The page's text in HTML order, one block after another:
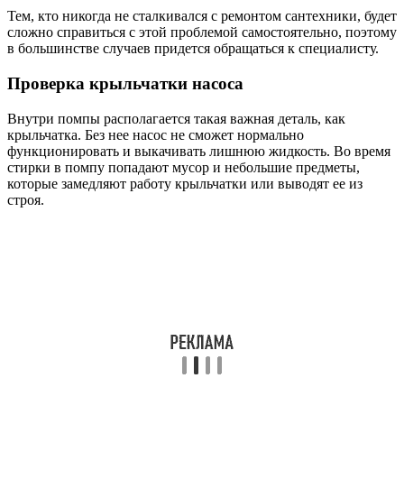
Тем, кто никогда не сталкивался с ремонтом сантехники, будет
сложно справиться с этой проблемой самостоятельно, поэтому
в большинстве случаев придется обращаться к специалисту.
Проверка крыльчатки насоса
Внутри помпы располагается такая важная деталь, как
крыльчатка. Без нее насос не сможет нормально
функционировать и выкачивать лишнюю жидкость. Во время
стирки в помпу попадают мусор и небольшие предметы,
которые замедляют работу крыльчатки или выводят ее из
строя.